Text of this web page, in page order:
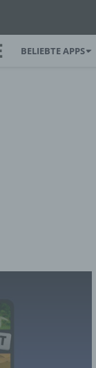
BELIEBTE APPS